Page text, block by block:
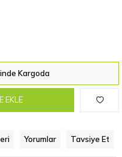
Kargoda
EKLE
Yorumlar Tavsiye Et